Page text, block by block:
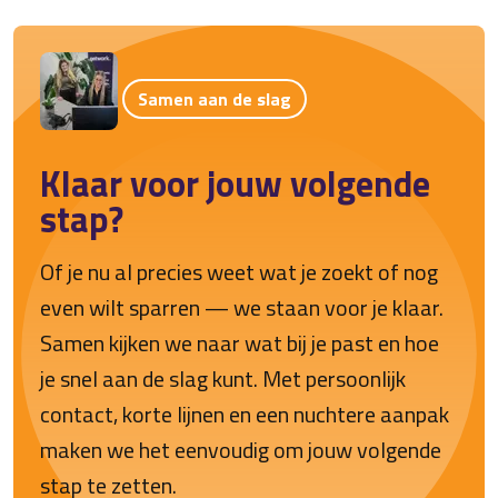
Samen aan de slag
Klaar voor jouw volgende
stap?
Of je nu al precies weet wat je zoekt of nog
even wilt sparren — we staan voor je klaar.
Samen kijken we naar wat bij je past en hoe
je snel aan de slag kunt. Met persoonlijk
contact, korte lijnen en een nuchtere aanpak
maken we het eenvoudig om jouw volgende
stap te zetten.